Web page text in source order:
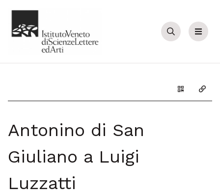
Cerca Menu
Genera il
Antonino di San
Giuliano a Luigi
Luzzatti